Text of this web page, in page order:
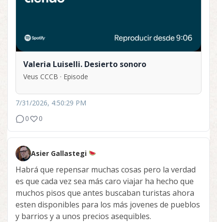
Valeria Luiselli. Desierto sonoro
Veus CCCB · Episode
7/31/2026, 4:50:29 PM
0
0
Asier Gallastegi
Habrá que repensar muchas cosas pero la verdad
es que cada vez sea más caro viajar ha hecho que
muchos pisos que antes buscaban turistas ahora
esten disponibles para los más jovenes de pueblos
y barrios y a unos precios asequibles.